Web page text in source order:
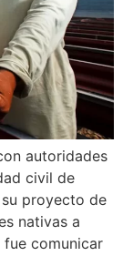
autoridades
civil de
proyecto de
nativas a
comunicar